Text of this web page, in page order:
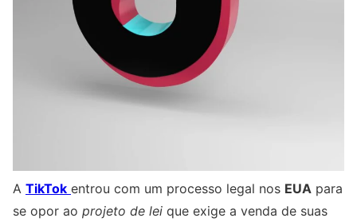
A TikTok entrou com um processo legal nos EUA para
se opor ao projeto de lei que exige a venda de suas